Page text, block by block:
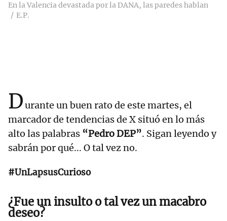
En la Valencia devastada por la DANA, las paredes hablan
E.P.
Durante un buen rato de este martes, el
marcador de tendencias de X situó en lo más
alto las palabras “Pedro DEP”. Sigan leyendo y
sabrán por qué... O tal vez no.
#UnLapsusCurioso
¿Fue un insulto o tal vez un macabro
deseo?